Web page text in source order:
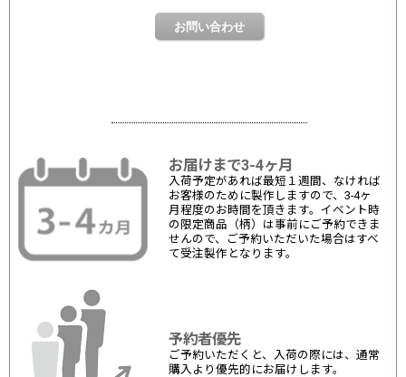
お届けまで3-4ヶ月
入荷予定があれば最短１週間、なければ
お客様のために製作しますので、3-4ヶ
月程度のお時間を頂きます。イベント時
の限定商品（柄）は事前にご予約できま
せんので、ご予約いただいた場合はすべ
て受注製作となります。
予約者優先
ご予約いただくと、入荷の際には、通常
購入より優先的にお届けします。